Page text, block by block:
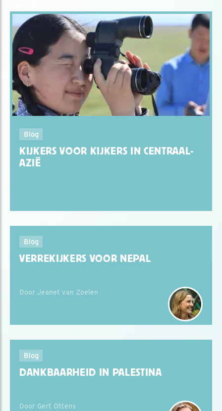
Blog
KIJKERS VOOR KIJKERS IN CENTRAAL-
AZIË
Blog
VERREKIJKERS VOOR NEPAL
Door Jeanet van Zoelen
Blog
DANKBAARHEID IN PALESTINA
Door Gert Ottens